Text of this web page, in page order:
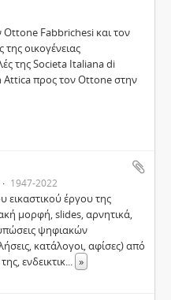
Fabbrichesi και τον
οικογένειας
της Societa Italiana di
Attica προς τον Ottone στην
1947-2022
εικαστικού έργου της
μορφή, slides, αρνητικά,
ψηφιακών
κατάλογοι, αφίσες) από
ενδεικτικ... »